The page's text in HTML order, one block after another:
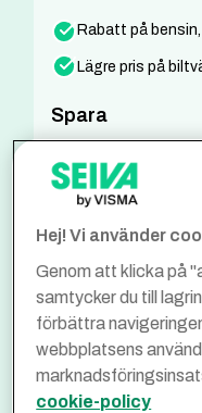
Rabatt på bensin,
Lägre pris på
Spara
Optimera
Så
våra
Besparingen räknas
hos OKQ8 (93 öre/l
Hej! Vi använder
Genom att klicka på
samtycker du till
förbättra
webbplatsens
cookie-policy